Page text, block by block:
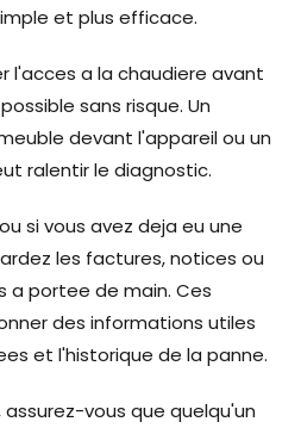
et plus efficace.
l'acces a la chaudiere avant
sans risque. Un
devant l'appareil ou un
ralentir le diagnostic.
si vous avez deja eu une
les factures, notices ou
portee de main. Ces
des informations utiles
et l'historique de la panne.
vous que quelqu'un